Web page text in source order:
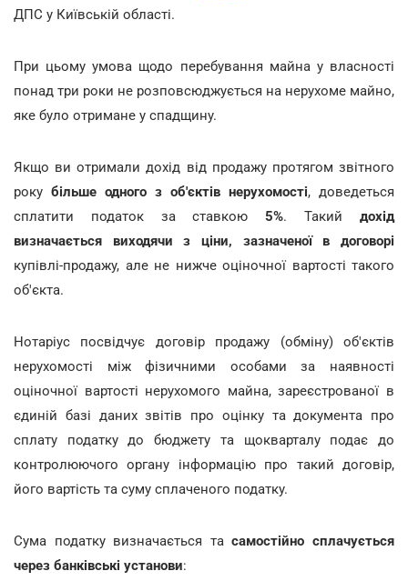
ДПС у Київській області.
При цьому умова щодо перебування майна у власності
понад три роки не розповсюджується на нерухоме майно,
яке було отримане у спадщину.
Якщо ви отримали дохід від продажу протягом звітного
року більше одного з об'єктів нерухомості, доведеться
сплатити податок за ставкою5%. Такийдохід
визначається виходячи з ціни, зазначеної в договорі
купівлі-продажу, але не нижче оціночної вартості такого
об'єкта.
Нотаріус посвідчує договір продажу (обміну) об'єктів
нерухомості між фізичними особами за наявності
оціночної вартості нерухомого майна, зареєстрованої в
єдиній базі даних звітів про оцінку та документа про
сплату податку до бюджету та щокварталу подає до
контролюючого органу інформацію про такий договір,
його вартість та суму сплаченого податку.
Сума податку визначається тасамостійно сплачується
через банківські установи: